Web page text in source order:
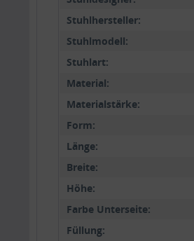
Stuhlhersteller:
Stuhlmodell:
Stuhlart:
Material:
Materialstärke:
Form:
Länge:
Breite:
Höhe:
Farbe Unterseite:
Füllung: